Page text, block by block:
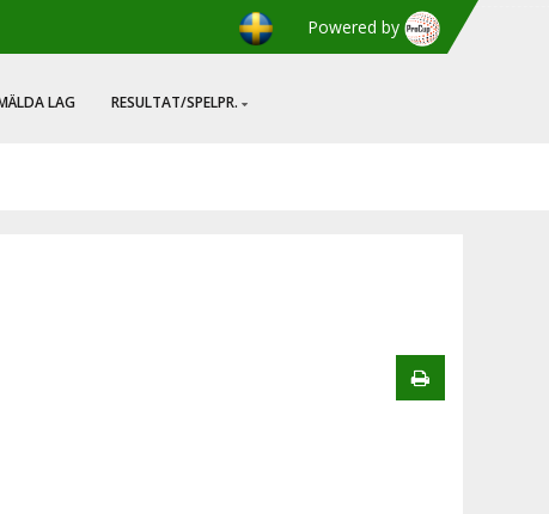
Powered by
LAG RESULTAT/SPELPR.